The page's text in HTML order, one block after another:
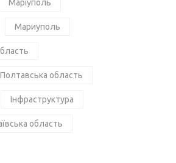
Маріуполь
Мариуполь
Полтавська область
Інфраструктура
область